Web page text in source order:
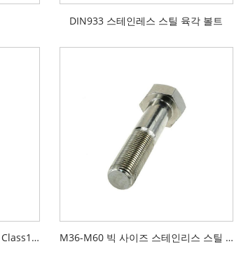
DIN933 스테인레스 스틸 육각 볼트
ASTM B8 B8M 헤비 육각 볼트 Class1 Class2 M36-M60 빅 사이즈 스테인리스 스틸 육각 볼트